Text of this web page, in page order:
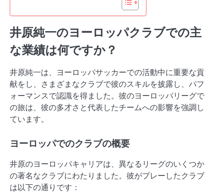
井原純一のヨーロッパクラブでの主
な業績は何ですか？
井原純一は、ヨーロッパサッカーでの活動中に重要な貢
献をし、さまざまなクラブで彼のスキルを披露し、パフ
ォーマンスで認識を得ました。彼のヨーロッパリーグで
の旅は、彼の多才さと代表したチームへの影響を強調し
ています。
ヨーロッパでのクラブの概要
井原のヨーロッパキャリアは、異なるリーグのいくつか
の著名なクラブにわたりました。彼がプレーしたクラブ
は以下の通りです：